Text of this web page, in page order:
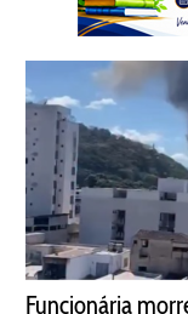
Funcionária